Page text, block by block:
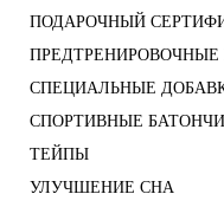
ПОДАРОЧНЫЙ
СПЕЦИАЛЬНЫЕ
СПОРТИВНЫЕ
ТЕЙПЫ
УЛУЧШЕНИЕ СНА